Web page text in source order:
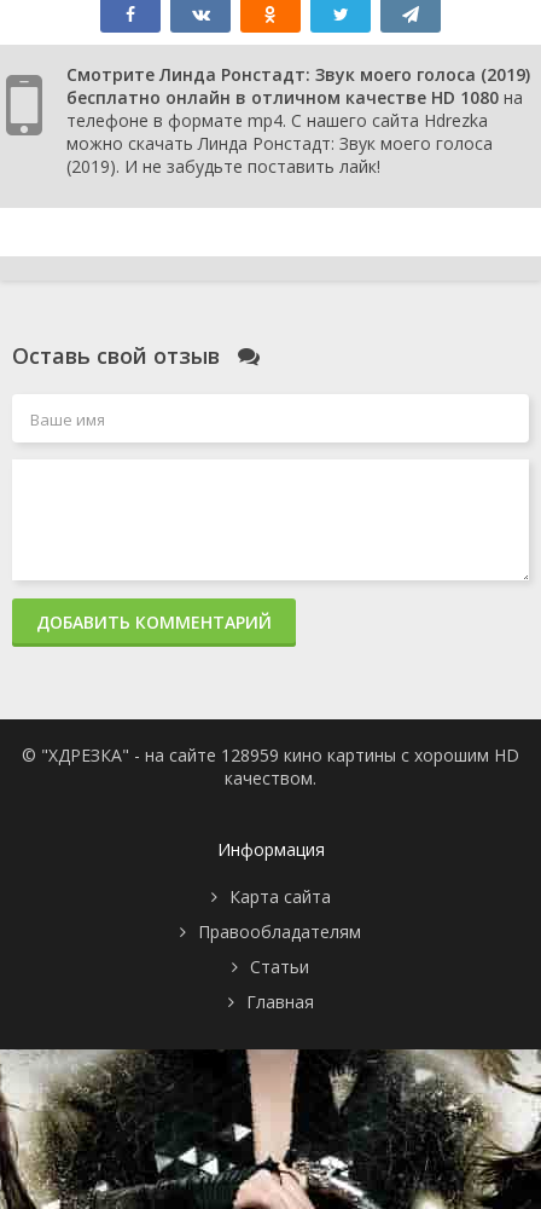
Смотрите Линда Ронстадт: Звук моего голоса (2019)
бесплатно онлайн в отличном качестве HD 1080 на
телефоне в формате mp4. С нашего сайта Hdrezka
можно скачать Линда Ронстадт: Звук моего голоса
(2019). И не забудьте поставить лайк!
Оставь свой отзыв
ДОБАВИТЬ КОММЕНТАРИЙ
© "ХДРЕЗКА" - на сайте 128959 кино картины с хорошим HD
качеством.
Информация
Карта сайта
Правообладателям
Статьи
Главная